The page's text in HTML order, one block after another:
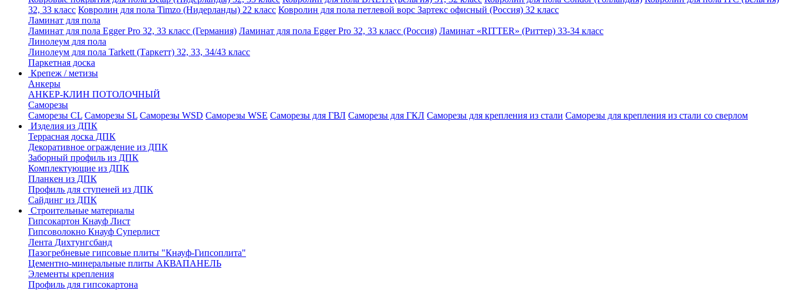
32, 33 класс Ковролин для пола Timzo (Нидерланды) 22 класс Ковролин для пола петлевой ворс Зартекс офисный (Россия) 32 класс
Ламинат для пола
Ламинат для пола Egger Pro 32, 33 класс (Германия) Ламинат для пола Egger Pro 32, 33 класс (Россия) Ламинат «RITTER» (Риттер) 33-34 класс
Линолеум для пола
Линолеум для пола Tarkett (Таркетт) 32, 33, 34/43 класс
Паркетная доска
Крепеж / метизы
Анкеры
АНКЕР-КЛИН ПОТОЛОЧНЫЙ
Саморезы
Саморезы CL Саморезы SL Саморезы WSD Саморезы WSE Саморезы для ГВЛ Саморезы для ГКЛ Саморезы для крепления из стали Саморезы для крепления из стали со сверлом
Изделия из ДПК
Террасная доска ДПК
Декоративное ограждение из ДПК
Заборный профиль из ДПК
Комплектующие из ДПК
Планкен из ДПК
Профиль для ступеней из ДПК
Сайдинг из ДПК
Строительные материалы
Гипсокартон Кнауф Лист
Гипсоволокно Кнауф Суперлист
Лента Дихтунгсбанд
Пазогребневые гипсовые плиты "Кнауф-Гипсоплита"
Цементно-минеральные плиты АКВАПАНЕЛЬ
Элементы крепления
Профиль для гипсокартона